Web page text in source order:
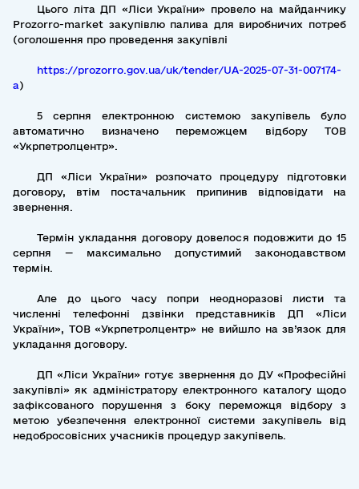
Цього літа ДП «Ліси України» провело на майданчику
Prozorro-market закупівлю палива для виробничих потреб
(оголошення про проведення закупівлі
https://prozorro.gov.ua/uk/tender/UA-2025-07-31-007174-
a)
5 серпня електронною системою закупівель було
автоматично визначено переможцем відбору ТОВ
«Укрпетролцентр».
ДП «Ліси України» розпочато процедуру підготовки
договору, втім постачальник припинив відповідати на
звернення.
Термін укладання договору довелося подовжити до 15
серпня — максимально допустимий законодавством
термін.
Але до цього часу попри неодноразові листи та
численні телефонні дзвінки представників ДП «Ліси
України», ТОВ «Укрпетролцентр» не вийшло на зв’язок для
укладання договору.
ДП «Ліси України» готує звернення до ДУ «Професійні
закупівлі» як адміністратору електронного каталогу щодо
зафіксованого порушення з боку переможця відбору з
метою убезпечення електронної системи закупівель від
недобросовісних учасників процедур закупівель.